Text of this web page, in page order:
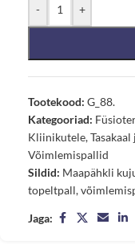
- +
Tootekood: G_88.
Kategooriad:
Kliinikutele,
Võimlemispallid
Sildid: Maapähkli
topeltpall,
Jaga: